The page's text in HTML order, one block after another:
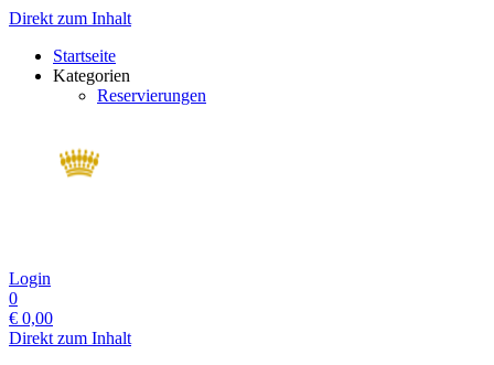
Direkt zum Inhalt
Startseite
Kategorien
Reservierungen
Login
0
€ 0,00
Direkt zum Inhalt